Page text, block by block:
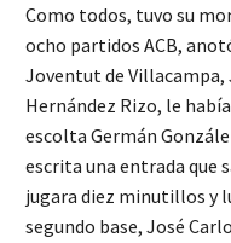
Como todos, tuvo su
ocho partidos ACB,
Joventut de Villacampa,
Hernández Rizo, le
escolta Germán
escrita una entrada que
jugara diez minutillos y
segundo base, José